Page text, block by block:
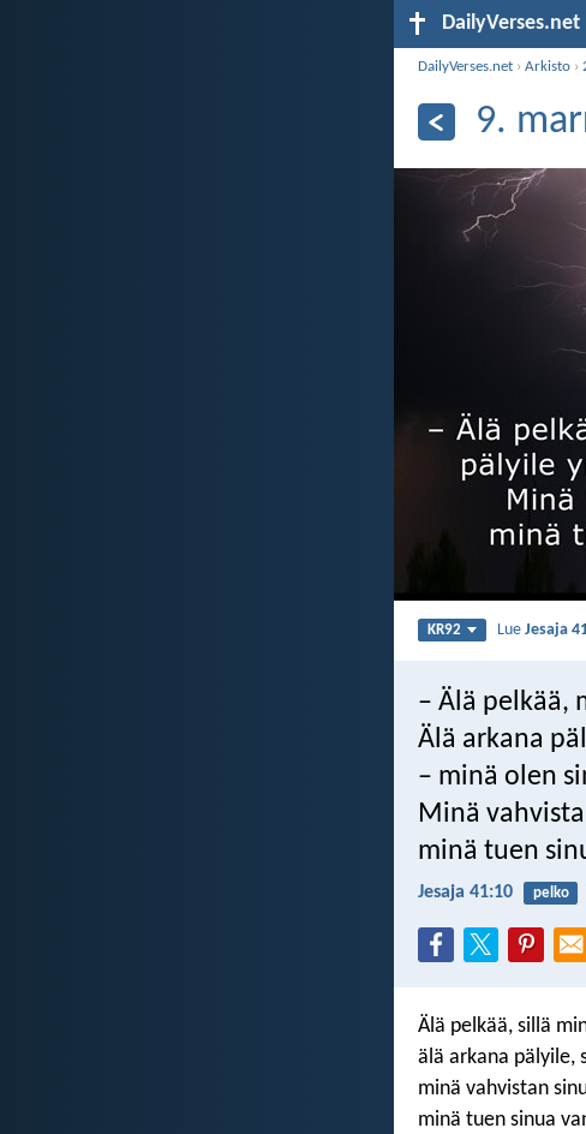
DailyVerses.net
DailyVerses.net ›Arkisto ›
9.
KR92 LueJesaja
– Älä pelkää,
Älä arkana
– minä olen
Minä
minä tuen
Jesaja 41:10 pelko
Älä pelkää, sillä
älä arkana pälyile,
minä vahvistan
minä tuen sinua